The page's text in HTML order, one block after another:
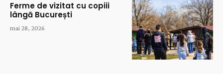
Ferme de vizitat cu copiii
lângă București
mai 28, 2026